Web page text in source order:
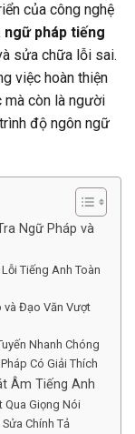
của công nghệ
pháp tiếng
sửa chữa lỗi sai.
việc hoàn thiện
mà còn là người
độ ngôn ngữ
Ngữ Pháp và
Tiếng Anh Toàn
và Đạo Văn Vượt
Nhanh Chóng
Có Giải Thích
Âm Tiếng Anh
Qua Giọng Nói
Chính Tả